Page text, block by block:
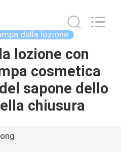
della lozione
lozione con
cosmetica
sapone dello
chiusura